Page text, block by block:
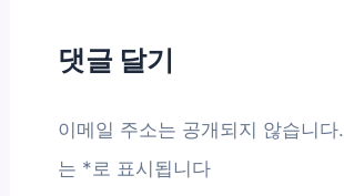
댓글 달기
이메일 주소는 공개되지 않습니다.
는 * 로 표시됩니다